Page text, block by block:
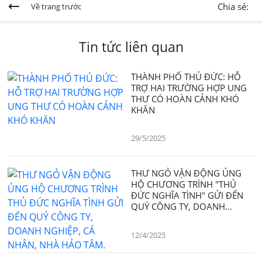
Về trang trước Chia sẻ:
Tin tức liên quan
THÀNH PHỐ THỦ ĐỨC: HỖ
TRỢ HAI TRƯỜNG HỢP UNG
THƯ CÓ HOÀN CẢNH KHÓ
KHĂN
29/5/2025
THƯ NGỎ VẬN ĐỘNG ỦNG
HỘ CHƯƠNG TRÌNH "THỦ
ĐỨC NGHĨA TÌNH" GỬI ĐẾN
QUÝ CÔNG TY, DOANH
12/4/2025